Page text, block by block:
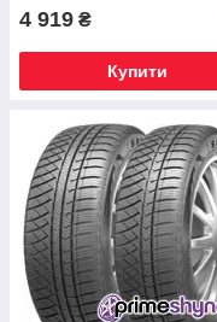
4 919 ₴
Купити